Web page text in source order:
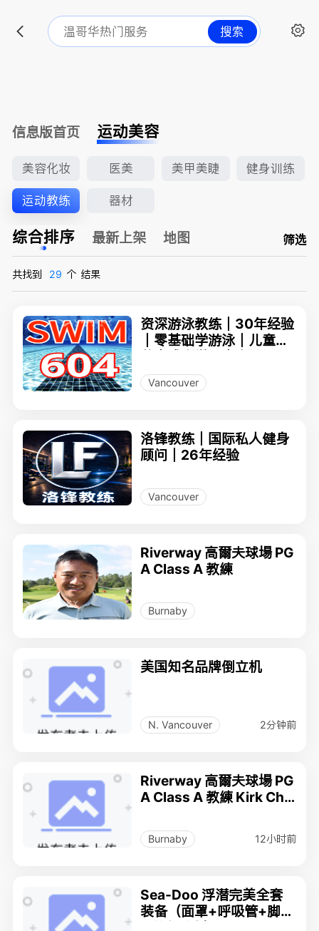
搜索
信息版首页 运动美容
美容化妆 医美 美甲美睫 健身训练
运动教练 器材
综合排序 最新上架 地图 筛选
共找到 29 个 结果
资深游泳教练｜30年经验
｜零基础学游泳｜儿童启
｜3–70岁全年龄教学｜女
士塑身・长者训练｜私人
Vancouver
洛锋教练｜国际私人健身
顾问｜26年经验
Vancouver
Riverway 高爾夫球場 PG
A Class A 教練
Burnaby
美国知名品牌倒立机
N. Vancouver 2分钟前
Riverway 高爾夫球場 PG
A Class A 教練 Kirk Che
Burnaby 12小时前
Sea-Doo 浮潜完美全套
装备（面罩+呼吸管+脚蹼